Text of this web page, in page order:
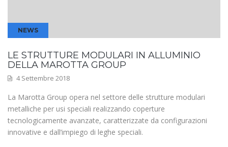
NEWS
LE STRUTTURE MODULARI IN ALLUMINIO
DELLA MAROTTA GROUP
4 Settembre 2018
La Marotta Group opera nel settore delle strutture modulari
metalliche per usi speciali realizzando coperture
tecnologicamente avanzate, caratterizzate da configurazioni
innovative e dall’impiego di leghe speciali.